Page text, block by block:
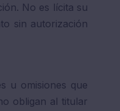
No es lícita su
sin autorización
u omisiones que
obligan al titular